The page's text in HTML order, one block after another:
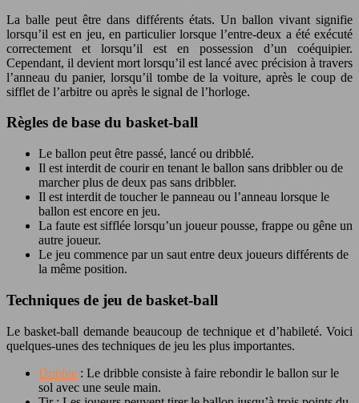
La balle peut être dans différents états. Un ballon vivant signifie
lorsqu’il est en jeu, en particulier lorsque l’entre-deux a été exécuté
correctement et lorsqu’il est en possession d’un coéquipier.
Cependant, il devient mort lorsqu’il est lancé avec précision à travers
l’anneau du panier, lorsqu’il tombe de la voiture, après le coup de
sifflet de l’arbitre ou après le signal de l’horloge.
Règles de base du basket-ball
Le ballon peut être passé, lancé ou dribblé.
Il est interdit de courir en tenant le ballon sans dribbler ou de
marcher plus de deux pas sans dribbler.
Il est interdit de toucher le panneau ou l’anneau lorsque le
ballon est encore en jeu.
La faute est sifflée lorsqu’un joueur pousse, frappe ou gêne un
autre joueur.
Le jeu commence par un saut entre deux joueurs différents de
la même position.
Techniques de jeu de basket-ball
Le basket-ball demande beaucoup de technique et d’habileté. Voici
quelques-unes des techniques de jeu les plus importantes.
Dribble : Le dribble consiste à faire rebondir le ballon sur le
sol avec une seule main.